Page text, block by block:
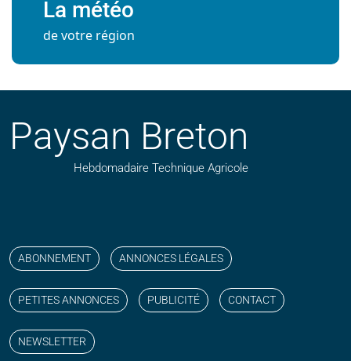
La météo
de votre région
Paysan Breton
Hebdomadaire Technique Agricole
ABONNEMENT ANNONCES LÉGALES
PETITES ANNONCES PUBLICITÉ CONTACT
NEWSLETTER